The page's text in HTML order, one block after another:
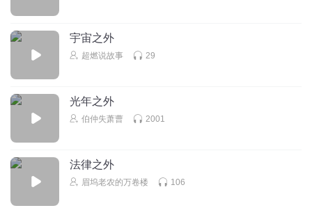
宇宙之外
超燃说故事 29
光年之外
伯仲失萧曹 2001
法律之外
眉坞老农的万卷楼 106